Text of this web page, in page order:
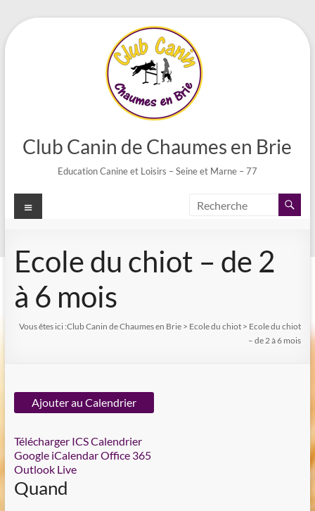
Aller
au
Club Canin de Chaumes en Brie
Education Canine et Loisirs – Seine et Marne – 77
Menu
Ecole du chiot – de 2
à 6 mois
Vous êtes ici :Club Canin de Chaumes en Brie > Ecole du chiot > Ecole du chiot
– de 2 à 6 mois
Ajouter au Calendrier
Télécharger ICSCalendrier
Google iCalendarOffice 365
Outlook Live
Quand